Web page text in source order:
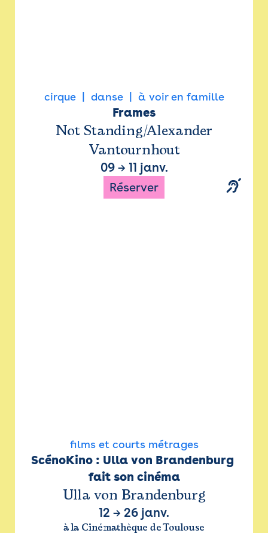
cirque danse à voir en famille
Frames
Not Standing/Alexander
Vantournhout
09→ 11 janv.
Réserver
films et courts métrages
ScénoKino : Ulla von Brandenburg
fait son cinéma
Ulla von Brandenburg
12 → 26 janv.
à la Cinémathèque de Toulouse